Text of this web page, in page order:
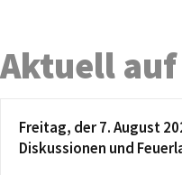
Aktuell auf
Freitag, der 7. August
Diskussionen und